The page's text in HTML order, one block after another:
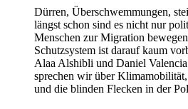
Dürren, Überschwemmungen,
längst schon sind es nicht nur
Menschen zur Migration
Schutzsystem ist darauf kaum
Alaa Alshibli und Daniel
sprechen wir über
und die blinden Flecken in der